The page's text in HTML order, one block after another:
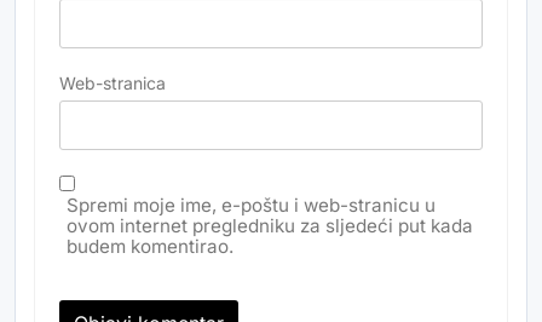
Web-stranica
Spremi moje ime, e-poštu i web-stranicu u
ovom internet pregledniku za sljedeći put kada
budem komentirao.